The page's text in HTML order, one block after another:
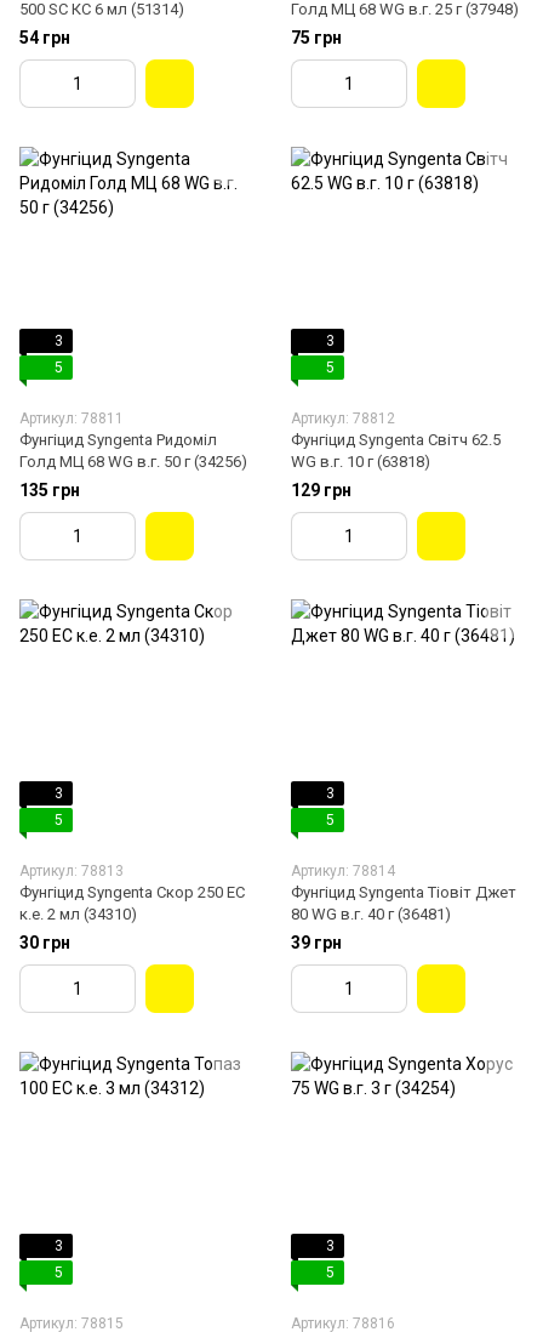
500 SC КС 6 мл (51314)
54 грн
Голд МЦ 68 WG в.г. 25 г (37948)
75 грн
3
5
Артикул: 78811
Фунгіцид Syngenta Ридоміл
Голд МЦ 68 WG в.г. 50 г (34256)
135 грн
3
5
Артикул: 78812
Фунгіцид Syngenta Світч 62.5
WG в.г. 10 г (63818)
129 грн
3
5
Артикул: 78813
Фунгіцид Syngenta Скор 250 ЕС
к.е. 2 мл (34310)
30 грн
3
5
Артикул: 78814
Фунгіцид Syngenta Тіовіт Джет
80 WG в.г. 40 г (36481)
39 грн
3
5
Артикул: 78815
3
5
Артикул: 78816